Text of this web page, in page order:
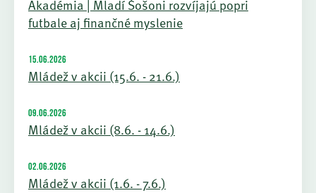
Akadémia | Mladí Šošoni rozvíjajú popri
futbale aj finančné myslenie
15.06.2026
Mládež v akcii (15.6. - 21.6.)
09.06.2026
Mládež v akcii (8.6. - 14.6.)
02.06.2026
Mládež v akcii (1.6. - 7.6.)